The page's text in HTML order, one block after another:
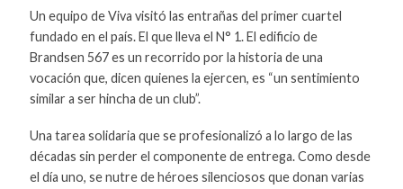
Un equipo de Viva visitó las entrañas del primer cuartel
fundado en el país. El que lleva el N° 1. El edificio de
Brandsen 567 es un recorrido por la historia de una
vocación que, dicen quienes la ejercen, es “un sentimiento
similar a ser hincha de un club”.
Una tarea solidaria que se profesionalizó a lo largo de las
décadas sin perder el componente de entrega. Como desde
el día uno, se nutre de héroes silenciosos que donan varias